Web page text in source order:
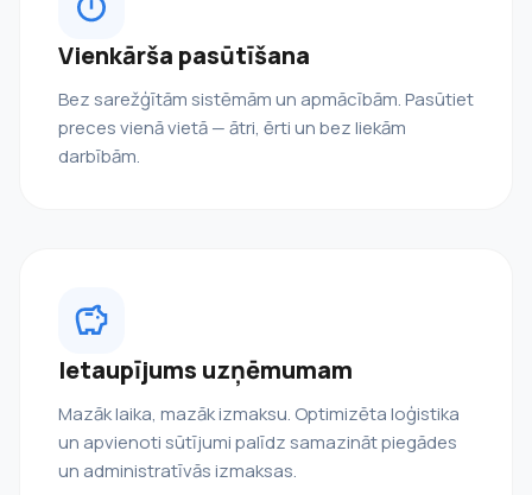
Vienkārša pasūtīšana
Bez sarežģītām sistēmām un apmācībām. Pasūtiet
preces vienā vietā — ātri, ērti un bez liekām
darbībām.
Ietaupījums uzņēmumam
Mazāk laika, mazāk izmaksu. Optimizēta loģistika
un apvienoti sūtījumi palīdz samazināt piegādes
un administratīvās izmaksas.